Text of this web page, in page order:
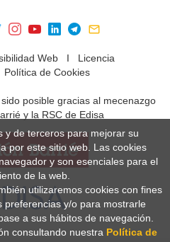
WebI Licencia
Política de Cookies
posible gracias al mecenazgo
y la RSC de Edisa
y de terceros para mejorar su
por este sitio web. Las cookies
y son esenciales para el
de la web.
utilizaremos cookies con fines
y/o para mostrarle
a sus hábitos de navegación.
consultando nuestra Política de